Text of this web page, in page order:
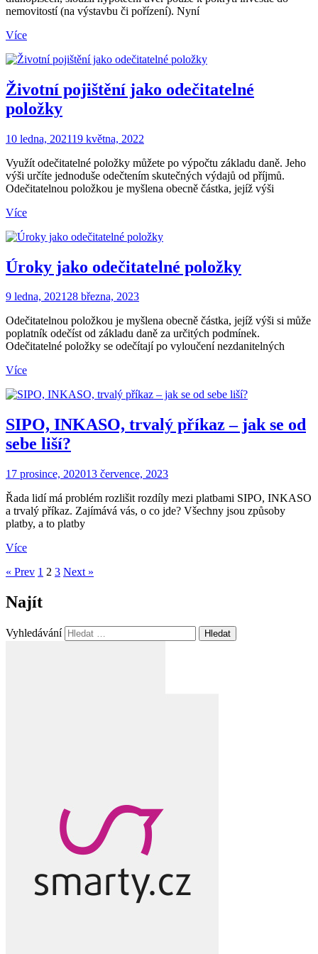
nemovitostí (na výstavbu či pořízení). Nyní
Více
Životní pojištění jako odečitatelné
položky
10 ledna, 202119 května, 2022
Využít odečitatelné položky můžete po výpočtu základu daně. Jeho
výši určíte jednoduše odečtením skutečných výdajů od příjmů.
Odečitatelnou položkou je myšlena obecně částka, jejíž výši
Více
Úroky jako odečitatelné položky
9 ledna, 202128 března, 2023
Odečitatelnou položkou je myšlena obecně částka, jejíž výši si může
poplatník odečíst od základu daně za určitých podmínek.
Odečitatelné položky se odečítají po vyloučení nezdanitelných
Více
SIPO, INKASO, trvalý příkaz – jak se od
sebe liší?
17 prosince, 202013 července, 2023
Řada lidí má problém rozlišit rozdíly mezi platbami SIPO, INKASO
a trvalý příkaz. Zajímává vás, o co jde? Všechny jsou způsoby
platby, a to platby
Více
« Prev 1 2 3 Next »
Najít
Vyhledávání